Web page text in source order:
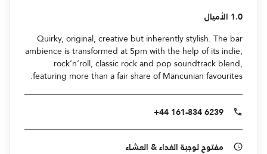
1.0 الأميال
Quirky, original, creative but inherently stylish. The bar
ambience is transformed at 5pm with the help of its indie,
rock’n’roll, classic rock and pop soundtrack blend,
featuring more than a fair share of Mancunian favourites.
+44 161-834 6239
مفتوح لوجبة الغداء & العشاء